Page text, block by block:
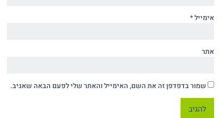
אימייל*
אתר
שמור בדפדפן זה את השם, האימייל והאתר שלי לפעם הבאה שאגיב.